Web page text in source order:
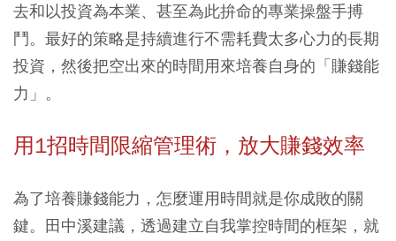
去和以投資為本業、甚至為此拚命的專業操盤手搏
鬥。最好的策略是持續進行不需耗費太多心力的長期
投資，然後把空出來的時間用來培養自身的「賺錢能
力」。
用1招時間限縮管理術，放大賺錢效率
為了培養賺錢能力，怎麼運用時間就是你成敗的關
鍵。田中溪建議，透過建立自我掌控時間的框架，就